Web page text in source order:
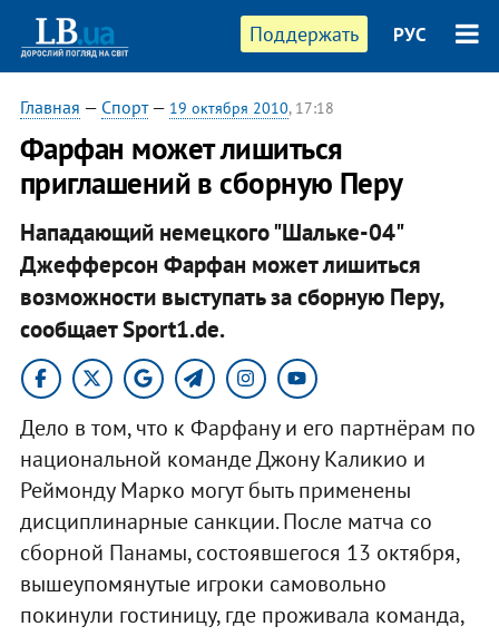
Поддержать РУС
Главная — Спорт— 19 октября 2010, 17:18
Фарфан может лишиться
приглашений в сборную Перу
Нападающий немецкого "Шальке-04"
Джефферсон Фарфан может лишиться
возможности выступать за сборную Перу,
сообщает Sport1.de.​
Дело в том, что к Фарфану и его партнёрам по
национальной команде Джону Каликио и
Реймонду Марко могут быть применены
дисциплинарные санкции. После матча со
сборной Панамы, состоявшегося 13 октября,
вышеупомянутые игроки самовольно
покинули гостиницу, где проживала команда,